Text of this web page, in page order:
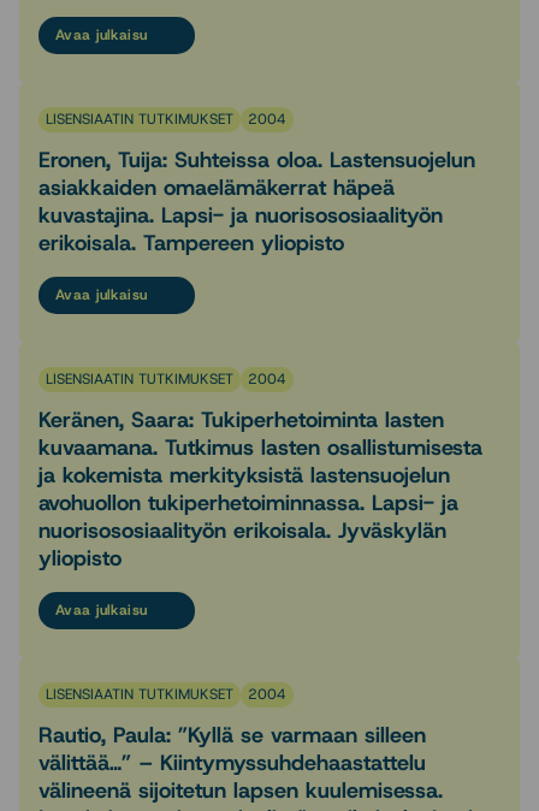
Avaa julkaisu
LISENSIAATIN TUTKIMUKSET 2004
Eronen, Tuija: Suhteissa oloa. Lastensuojelun
asiakkaiden omaelämäkerrat häpeä
kuvastajina. Lapsi- ja nuorisososiaalityön
erikoisala. Tampereen yliopisto
Avaa julkaisu
LISENSIAATIN TUTKIMUKSET 2004
Keränen, Saara: Tukiperhetoiminta lasten
kuvaamana. Tutkimus lasten osallistumisesta
ja kokemista merkityksistä lastensuojelun
avohuollon tukiperhetoiminnassa. Lapsi- ja
nuorisososiaalityön erikoisala. Jyväskylän
yliopisto
Avaa julkaisu
LISENSIAATIN TUTKIMUKSET 2004
Rautio, Paula: ”Kyllä se varmaan silleen
välittää…” – Kiintymyssuhdehaastattelu
välineenä sijoitetun lapsen kuulemisessa.